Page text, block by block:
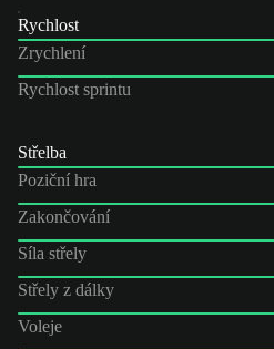
Rychlost
Zrychlení
Rychlost sprintu
Střelba
Poziční hra
Zakončování
Síla střely
Střely z dálky
Voleje